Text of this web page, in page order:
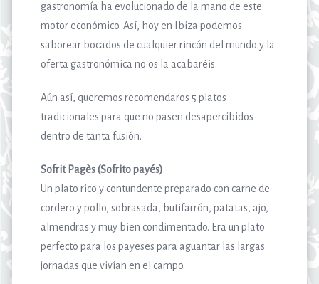
gastronomía ha evolucionado de la mano de este
motor económico. Así, hoy en Ibiza podemos
saborear bocados de cualquier rincón del mundo y la
oferta gastronómica no os la acabaréis.
Aún así, queremos recomendaros 5 platos
tradicionales para que no pasen desapercibidos
dentro de tanta fusión.
Sofrit Pagès (Sofrito payés)
Un plato rico y contundente preparado con carne de
cordero y pollo, sobrasada, butifarrón, patatas, ajo,
almendras y muy bien condimentado. Era un plato
perfecto para los payeses para aguantar las largas
jornadas que vivían en el campo.